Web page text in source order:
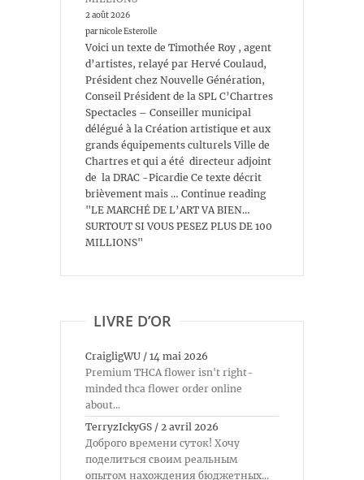
2 août 2026
par nicole Esterolle
Voici un texte de Timothée Roy , agent
d’artistes, relayé par Hervé Coulaud,
Président chez Nouvelle Génération,
Conseil Président de la SPL C’Chartres
Spectacles – Conseiller municipal
délégué à la Création artistique et aux
grands équipements culturels Ville de
Chartres et qui a été directeur adjoint
de la DRAC -Picardie Ce texte décrit
brièvement mais … Continue reading
"LE MARCHÉ DE L’ART VA BIEN…
SURTOUT SI VOUS PESEZ PLUS DE 100
MILLIONS"
LIVRE D’OR
CraigligWU / 14 mai 2026
Premium THCA flower isn't right-
minded thca flower order online
about...
TerryzIckyGS / 2 avril 2026
Доброго времени суток! Хочу
поделиться своим реальным
опытом нахождения бюджетных...